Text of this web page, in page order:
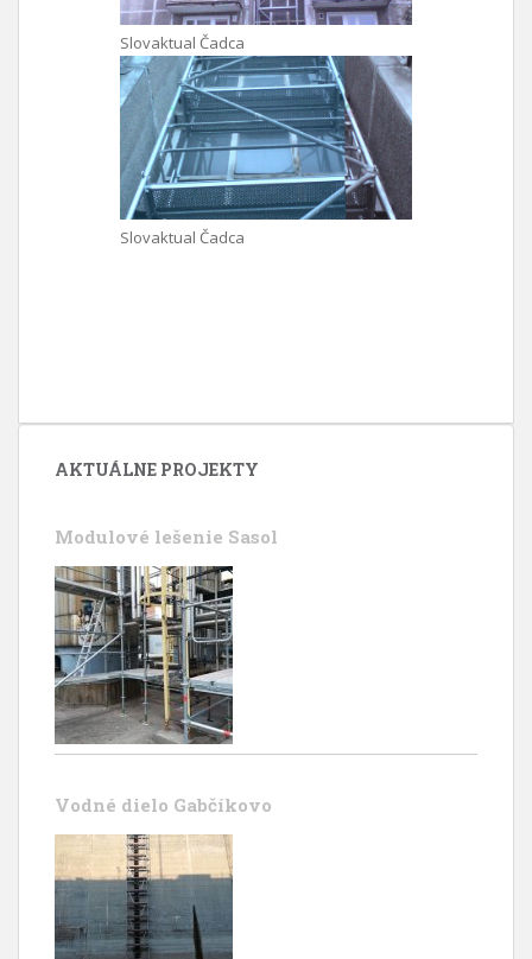
Slovaktual Čadca
Slovaktual Čadca
AKTUÁLNE PROJEKTY
Modulové lešenie Sasol
Vodné dielo Gabčíkovo